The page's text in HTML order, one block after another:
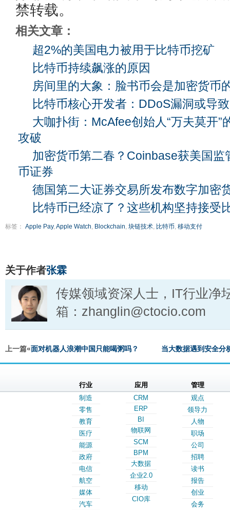
禁转载。
相关文章：
超2%的美国电力被用于比特币挖矿
比特币持续飙涨的原因
房间里的大象：脸书币会是加密货币
比特币核心开发者：DDoS漏洞或导
大咖扑街：McAfee创始人“万夫莫开”
攻破
加密货币第二春？Coinbase获美国监
币证券
德国第二大证券交易所发布数字加密
比特币已经凉了？这些机构坚持接受
标签： Apple Pay,Apple Watch, Blockchain, 块链技术, 比特币, 移动支付
关于作者张霖
传媒领域资深人士，IT行业净
箱：zhanglin@ctocio.com
上一篇«面对机器人浪潮中国只能喝粥吗？ 当大数据遇到安全分
行业
制造
零售
教育
医疗
能源
政府
电信
航空
媒体
汽车
应用
CRM
ERP
BI
物联网
SCM
BPM
大数据
企业2.0
移动
CIO库
管理
观点
领导力
人物
职场
公司
招聘
读书
报告
创业
会务